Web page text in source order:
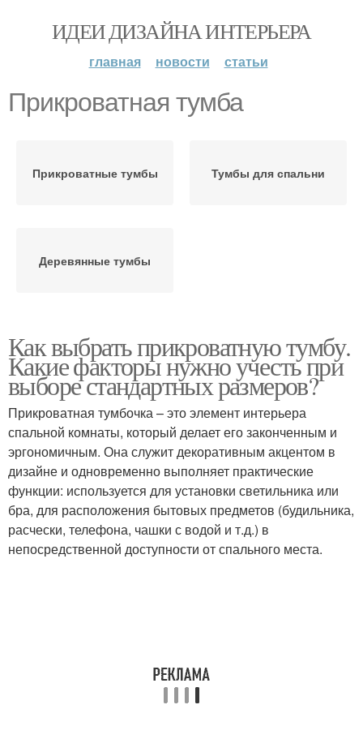
ИДЕИ ДИЗАЙНА ИНТЕРЬЕРА
главная новости статьи
Прикроватная тумба
Прикроватные тумбы Тумбы для спальни
Деревянные тумбы
Как выбрать прикроватную тумбу.
Какие факторы нужно учесть при
выборе стандартных размеров?
Прикроватная тумбочка – это элемент интерьера
спальной комнаты, который делает его законченным и
эргономичным. Она служит декоративным акцентом в
дизайне и одновременно выполняет практические
функции: используется для установки светильника или
бра, для расположения бытовых предметов (будильника,
расчески, телефона, чашки с водой и т.д.) в
непосредственной доступности от спального места.